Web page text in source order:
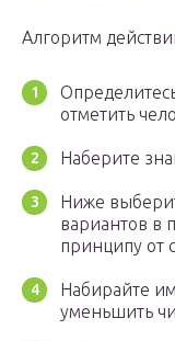
Алгоритм
отметить
Наберите
Ниже
вариантов в
принципу от
Набирайте
уменьшить